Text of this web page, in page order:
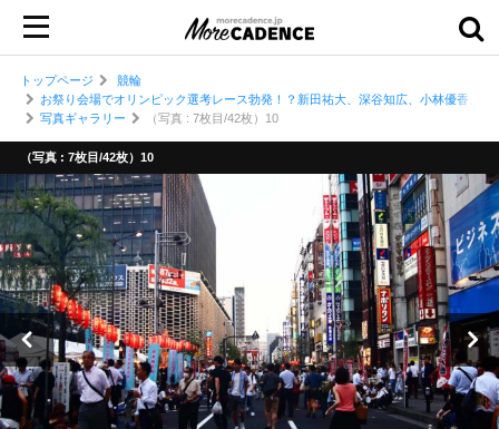
トップページ
競輪
お祭り会場でオリンピック選考レース勃発！？新田祐大、深谷知広、小林優香、
写真ギャラリー
（写真 : 7枚目/42枚）10
（写真 : 7枚目/42枚）10